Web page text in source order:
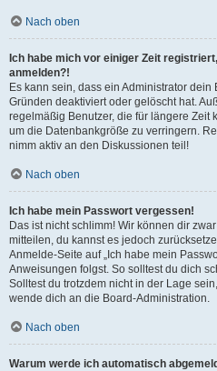
Nach oben
Ich habe mich vor einiger Zeit
anmelden?!
Es kann sein, dass ein Administrator
Gründen deaktiviert oder gelöscht hat.
regelmäßig Benutzer, die für längere Zeit
um die Datenbankgröße zu verringern.
nimm aktiv an den Diskussionen teil!
Nach oben
Ich habe mein Passwort vergessen!
Das ist nicht schlimm! Wir können dir
mitteilen, du kannst es jedoch
Anmelde-Seite auf „Ich habe mein
Anweisungen folgst. So solltest du dich
Solltest du trotzdem nicht in der Lage
wende dich an die Board-Administration.
Nach oben
Warum werde ich automatisch